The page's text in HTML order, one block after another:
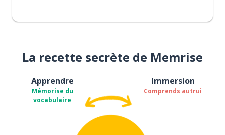
La recette secrète de Memrise
Apprendre
Mémorise du
vocabulaire
Immersion
Comprends autrui